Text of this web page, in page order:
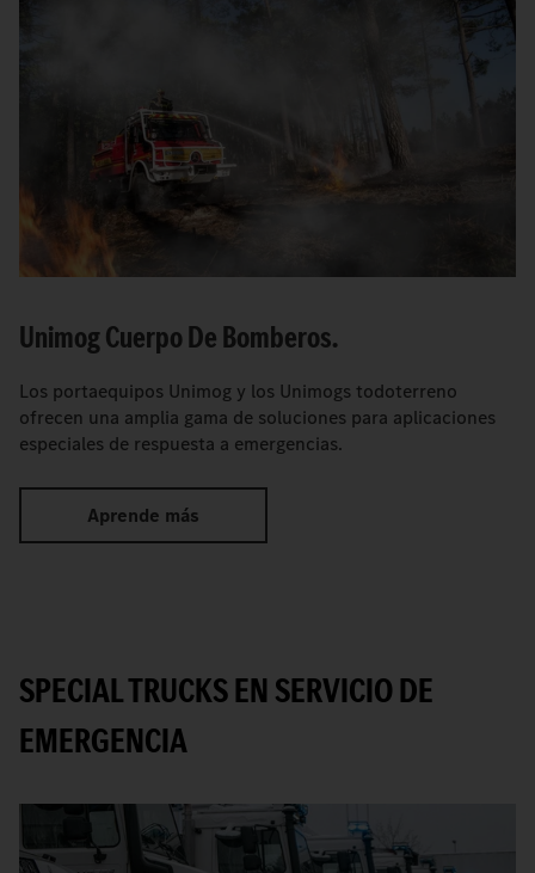
Unimog Cuerpo De Bomberos.
Los portaequipos Unimog y los Unimogs todoterreno
ofrecen una amplia gama de soluciones para aplicaciones
especiales de respuesta a emergencias.
Aprende más
SPECIAL TRUCKS EN SERVICIO DE
EMERGENCIA